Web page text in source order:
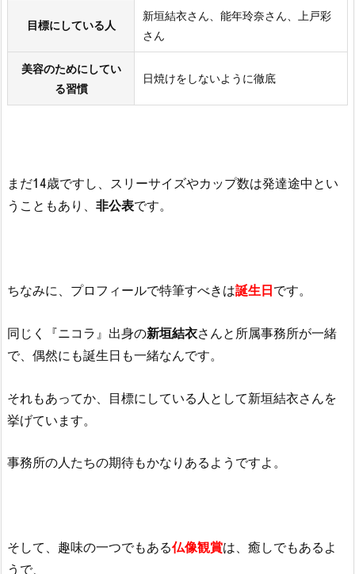
目標にしている人
新垣結衣さん、能年玲奈さん、上戸彩
さん
美容のためにしてい
る習慣
日焼けをしないように徹底
まだ14歳ですし、スリーサイズやカップ数は発達途中とい
うこともあり、 非公表です。
ちなみに、プロフィールで特筆すべきは誕生日です。
同じく『ニコラ』出身の新垣結衣さんと所属事務所が一緒
で、偶然にも誕生日も一緒なんです。
それもあってか、目標にしている人として新垣結衣さんを
挙げています。
事務所の人たちの期待もかなりあるようですよ。
そして、趣味の一つでもある仏像観賞は、癒しでもあるよ
うで、